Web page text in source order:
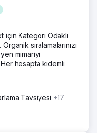
için Kategori Odaklı
sıralamalarınızı
mimariyi
hesapta kıdemli
Tavsiyesi +17